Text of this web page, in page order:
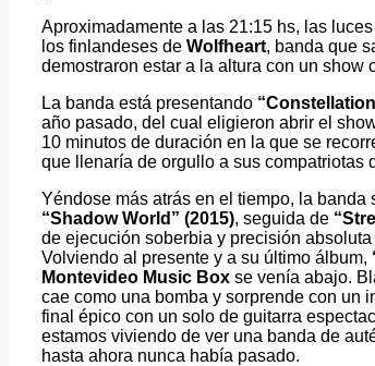
Aproximadamente a las 21:15 hs, las
los finlandeses de Wolfheart, banda que
demostraron estar a la altura con un
La banda está presentando
año pasado, del cual eligieron abrir el
10 minutos de duración en la que se
que llenaría de orgullo a sus compatriotas
Yéndose más atrás en el tiempo, la banda
“Shadow World” (2015), seguida de
de ejecución soberbia y precisión
Volviendo al presente y a su último álbum,
Montevideo Music Box se venía abajo.
cae como una bomba y sorprende con un
final épico con un solo de guitarra
estamos viviendo de ver una banda de
hasta ahora nunca había pasado.